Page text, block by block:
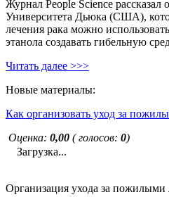
Журнал People Science рассказал
Университета Дьюка (США),
лечения рака можно
этанола создавать гибельную
Читать далее >>>
Новые материалы:
Как организовать уход за
Оценка: 0,00 ( голосов: 0)
Загрузка...
Организация ухода за пожилыми